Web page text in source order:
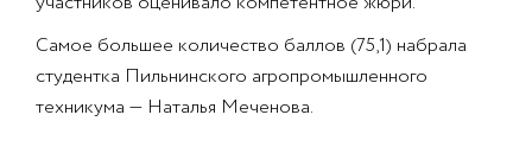
Самое большее количество баллов (75,1) набрала
студентка Пильнинского агропромышленного
техникума — Наталья Меченова.